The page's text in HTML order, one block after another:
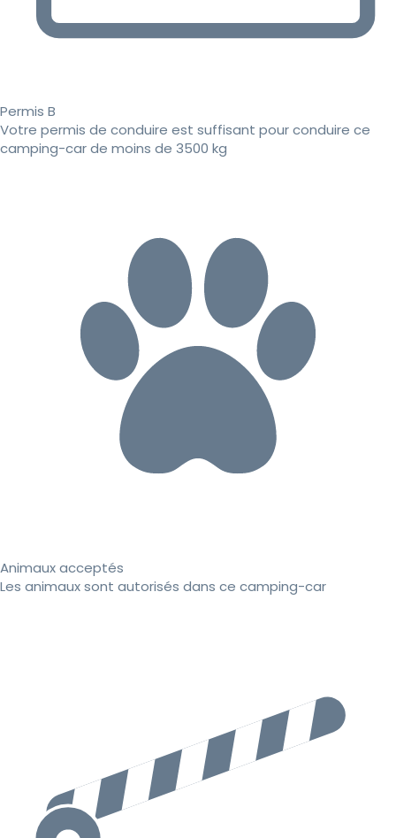
Permis B
Votre permis de conduire est suffisant pour conduire ce
camping-car de moins de 3500 kg
Animaux acceptés
Les animaux sont autorisés dans ce camping-car